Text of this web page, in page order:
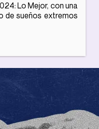
Lo Mejor, con una
de sueños extremos